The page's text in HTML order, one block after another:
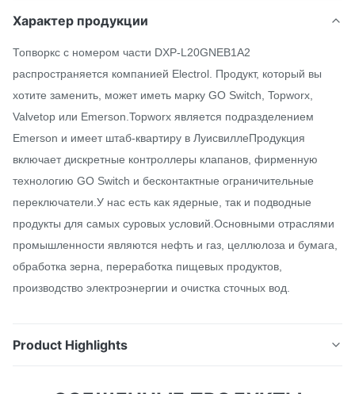
Характер продукции
Топворкс с номером части DXP-L20GNEB1A2
распространяется компанией Electrol. Продукт, который вы
хотите заменить, может иметь марку GO Switch, Topworx,
Valvetop или Emerson.Topworx является подразделением
Emerson и имеет штаб-квартиру в ЛуисвиллеПродукция
включает дискретные контроллеры клапанов, фирменную
технологию GO Switch и бесконтактные ограничительные
переключатели.У нас есть как ядерные, так и подводные
продукты для самых суровых условий.Основными отраслями
промышленности являются нефть и газ, целлюлоза и бумага,
обработка зерна, переработка пищевых продуктов,
производство электроэнергии и очистка сточных вод.
Product Highlights